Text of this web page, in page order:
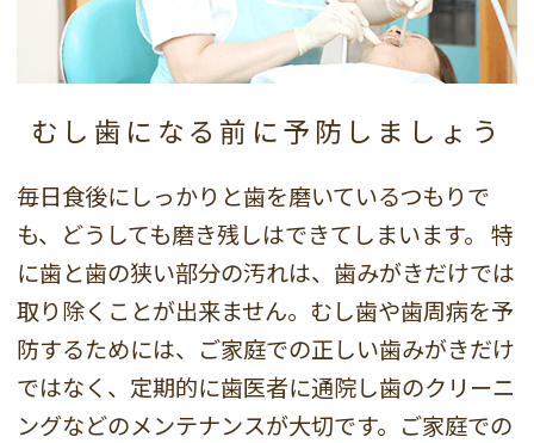
むし歯になる前に予防 しましょう
毎日食後にしっかりと歯を磨いているつもりで
も、どうしても磨き残しはできてしまいます。 特
に歯と歯の狭い部分の汚れは、歯みがきだけでは
取り除くことが出来ません。むし歯や歯周病を予
防するためには、ご家庭での正しい歯みがきだけ
ではなく、定期的に歯医者に通院し歯のクリーニ
ングなどのメンテナンスが大切です。ご家庭での